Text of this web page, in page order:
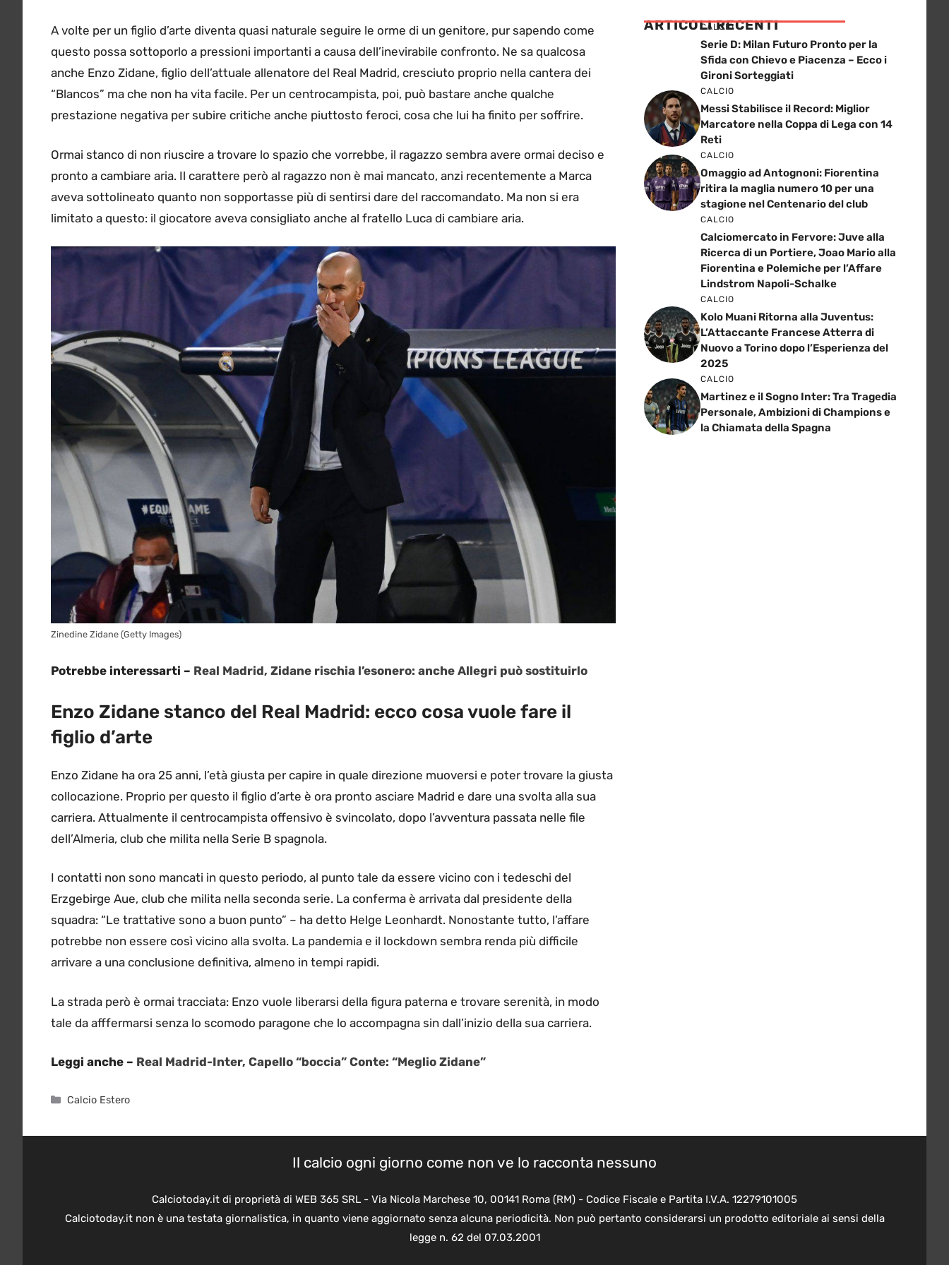
A volte per un figlio d’arte diventa quasi naturale seguire le orme di un genitore, pur sapendo come
questo possa sottoporlo a pressioni importanti a causa dell’inevirabile confronto. Ne sa qualcosa
anche Enzo Zidane, figlio dell’attuale allenatore del Real Madrid, cresciuto proprio nella cantera dei
“Blancos” ma che non ha vita facile. Per un centrocampista, poi, può bastare anche qualche
prestazione negativa per subire critiche anche piuttosto feroci, cosa che lui ha finito per soffrire.
Ormai stanco di non riuscire a trovare lo spazio che vorrebbe, il ragazzo sembra avere ormai deciso e
pronto a cambiare aria. Il carattere però al ragazzo non è mai mancato, anzi recentemente a Marca
aveva sottolineato quanto non sopportasse più di sentirsi dare del raccomandato. Ma non si era
limitato a questo: il giocatore aveva consigliato anche al fratello Luca di cambiare aria.
Zinedine Zidane (Getty Images)
Potrebbe interessarti – Real Madrid, Zidane rischia l’esonero: anche Allegri può sostituirlo
Enzo Zidane stanco del Real Madrid: ecco cosa vuole fare il
figlio d’arte
Enzo Zidane ha ora 25 anni, l’età giusta per capire in quale direzione muoversi e poter trovare la giusta
collocazione. Proprio per questo il figlio d’arte è ora pronto asciare Madrid e dare una svolta alla sua
carriera. Attualmente il centrocampista offensivo è svincolato, dopo l’avventura passata nelle file
dell’Almeria, club che milita nella Serie B spagnola.
I contatti non sono mancati in questo periodo, al punto tale da essere vicino con i tedeschi del
Erzgebirge Aue, club che milita nella seconda serie. La conferma è arrivata dal presidente della
squadra: “Le trattative sono a buon punto” – ha detto Helge Leonhardt. Nonostante tutto, l’affare
potrebbe non essere così vicino alla svolta. La pandemia e il lockdown sembra renda più difficile
arrivare a una conclusione definitiva, almeno in tempi rapidi.
La strada però è ormai tracciata: Enzo vuole liberarsi della figura paterna e trovare serenità, in modo
tale da afffermarsi senza lo scomodo paragone che lo accompagna sin dall’inizio della sua carriera.
Leggi anche – Real Madrid-Inter, Capello “boccia” Conte: “Meglio Zidane”
Categorie
Calcio Estero
ARTICOLI RECENTI
CALCIO
Serie D: Milan Futuro Pronto per la
Sfida con Chievo e Piacenza – Ecco i
Gironi Sorteggiati
CALCIO
Messi Stabilisce il Record: Miglior
Marcatore nella Coppa di Lega con 14
Reti
CALCIO
Omaggio ad Antognoni: Fiorentina
ritira la maglia numero 10 per una
stagione nel Centenario del club
CALCIO
Calciomercato in Fervore: Juve alla
Ricerca di un Portiere, Joao Mario alla
Fiorentina e Polemiche per l’Affare
Lindstrom Napoli-Schalke
CALCIO
Kolo Muani Ritorna alla Juventus:
L’Attaccante Francese Atterra di
Nuovo a Torino dopo l’Esperienza del
2025
CALCIO
Martinez e il Sogno Inter: Tra Tragedia
Personale, Ambizioni di Champions e
la Chiamata della Spagna
Il calcio ogni giorno come non ve lo racconta nessuno
Calciotoday.it di proprietà di WEB 365 SRL - Via Nicola Marchese 10, 00141 Roma (RM) - Codice Fiscale e Partita I.V.A. 12279101005
Calciotoday.it non è una testata giornalistica, in quanto viene aggiornato senza alcuna periodicità. Non può pertanto considerarsi un prodotto editoriale ai sensi della
legge n. 62 del 07.03.2001